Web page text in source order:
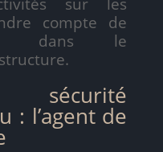
compte de
dans le
sécurité
: l’agent de